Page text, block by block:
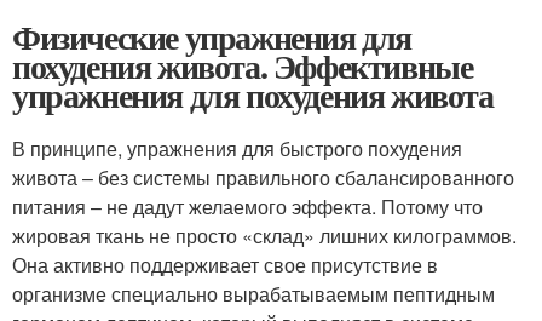
Физические упражнения для
похудения живота. Эффективные
упражнения для похудения живота
В принципе, упражнения для быстрого похудения
живота – без системы правильного сбалансированного
питания – не дадут желаемого эффекта. Потому что
жировая ткань не просто «склад» лишних килограммов.
Она активно поддерживает свое присутствие в
организме специально вырабатываемым пептидным